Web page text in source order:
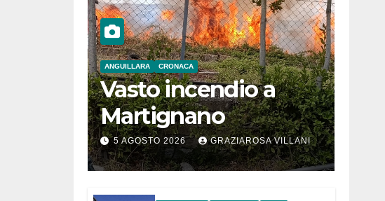
ANGUILLARA CRONACA
Vasto incendio a
Martignano
5 AGOSTO 2026 GRAZIAROSA VILLANI